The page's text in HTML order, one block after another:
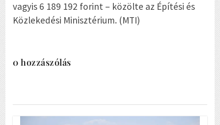
vagyis 6 189 192 forint – közölte az Építési és
Közlekedési Minisztérium. (MTI)
0 hozzászólás